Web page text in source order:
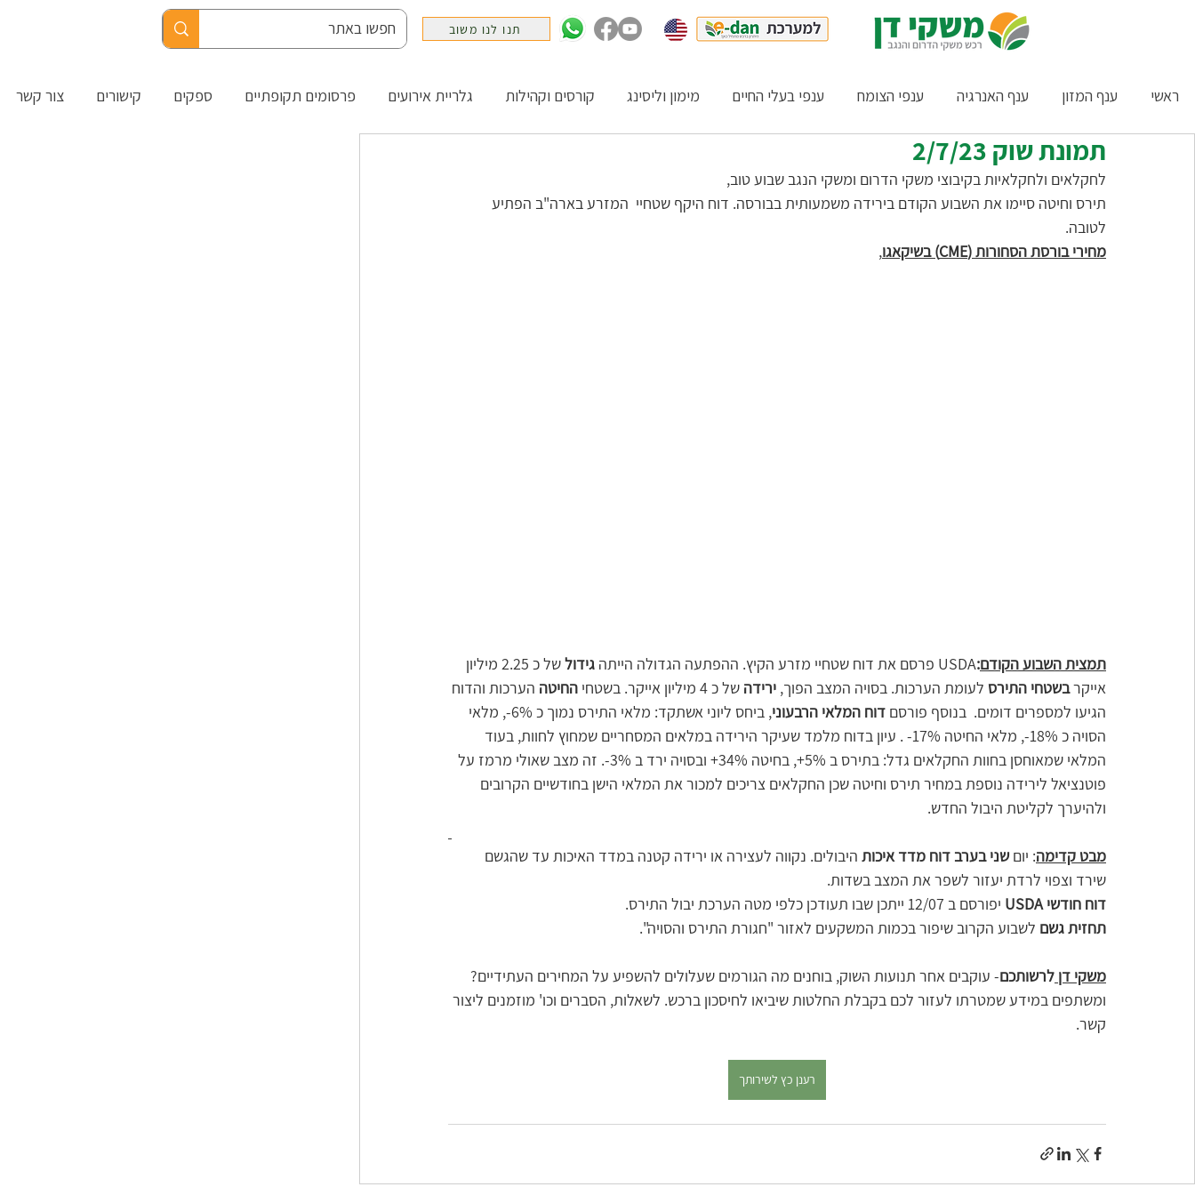
תנו לנו משוב
ראשי ענף המזון ענף האנרגיה ענפי הצומח ענפי בעלי החיים מימון וליסינג קורסים וקהילות גלריית אירועים פרסומים תקופתיים ספקים קישורים צור קשר
תמונת שוק 2/7/23
לחקלאים ולחקלאיות בקיבוצי משקי הדרום ומשקי הנגב שבוע טוב,
תירס וחיטה סיימו את השבוע הקודם בירידה משמעותית בבורסה. דוח היקף שטחיי  המזרע בארה"ב הפתיע
לטובה.
מחירי בורסת הסחורות (CME) בשיקאגו
,
תמצית השבוע הקודם:USDA פרסם את דוח שטחיי מזרע הקיץ. ההפתעה הגדולה הייתה גידול
של כ 2.25 מיליון
אייקר בשטחי התירס לעומת הערכות. בסויה המצב הפוך, ירידה של כ 4 מיליון אייקר. בשטחי החיטה הערכות והדוח
הגיעו למספרים דומים.  בנוסף פורסם דוח המלאי הרבעוני
, ביחס ליוני אשתקד: מלאי התירס נמוך כ 6%-, מלאי
הסויה כ 18%-, מלאי החיטה 17%- . עיון בדוח מלמד שעיקר הירידה במלאים המסחריים שמחוץ לחוות, בעוד
המלאי שמאוחסן בחוות החקלאים גדל: בתירס ב 5%+, בחיטה 34%+ ובסויה ירד ב 3%-. זה מצב שאולי מרמז על
פוטנציאל לירידה נוספת במחיר תירס וחיטה שכן החקלאים צריכים למכור את המלאי הישן בחודשיים הקרובים
ולהיערך לקליטת היבול החדש.
מבט קדימה: יום שני בערב דוח מדד איכות היבולים. נקווה לעצירה או ירידה קטנה במדד האיכות עד שהגשם
שירד וצפוי לרדת יעזור לשפר את המצב בשדות.
דוח חודשי USDA
יפורסם ב 12/07 ייתכן שבו תעודכן כלפי מטה הערכת יבול התירס.
תחזית גשם לשבוע הקרוב שיפור בכמות המשקעים לאזור "חגורת התירס והסויה".
משקי דן לרשותכם- עוקבים אחר תנועות השוק, בוחנים מה הגורמים שעלולים להשפיע על המחירים העתידיים?
ומשתפים במידע שמטרתו לעזור לכם בקבלת החלטות שיביאו לחיסכון ברכש. לשאלות, הסברים וכו' מוזמנים ליצור
קשר.
רענן כץ לשירותך